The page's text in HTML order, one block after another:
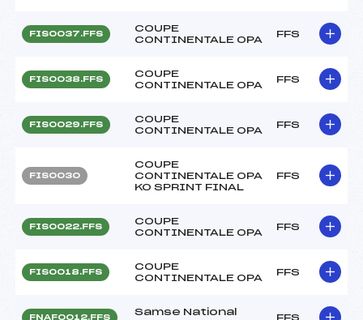
FIS0037.FFS
COUPE
CONTINENTALE OPA
FFS
FIS0038.FFS
COUPE
CONTINENTALE OPA
FFS
FIS0029.FFS
COUPE
CONTINENTALE OPA
FFS
FIS0030
COUPE
CONTINENTALE OPA
KO SPRINT FINAL
FFS
FIS0022.FFS
COUPE
CONTINENTALE OPA
FFS
FIS0018.FFS
COUPE
CONTINENTALE OPA
FFS
FNAF0012.FFS
Samse National
FFS